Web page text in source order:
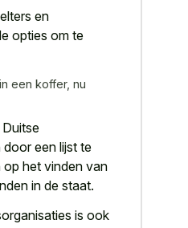
en
opties om te
een koffer, nu
een lijst te
op het vinden van
in de staat.
is ook